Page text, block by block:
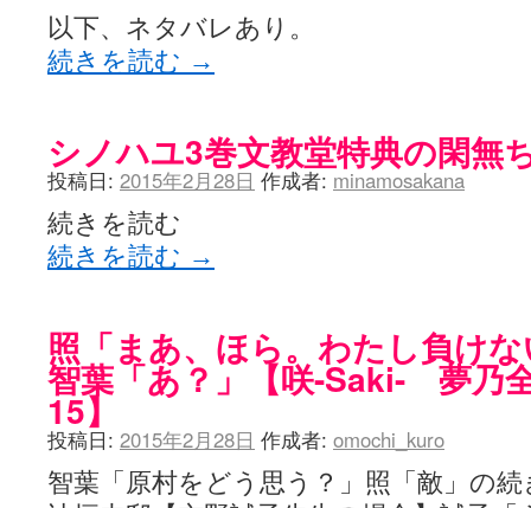
以下、ネタバレあり。
続きを読む →
シノハユ3巻文教堂特典の閑無
投稿日: 2015年2月28日 作成者: minamosakana
続きを読む
続きを読む →
照「まあ、ほら。わたし負け
智葉「あ？」【咲-Saki- 夢乃
15】
投稿日: 2015年2月28日 作成者: omochi_kuro
智葉「原村をどう思う？」照「敵」